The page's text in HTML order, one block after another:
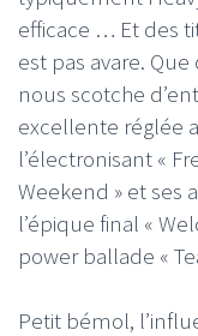
efficace … Et des
est pas avare. Que
nous scotche
excellente réglée
l’électronisant «
Weekend » et ses
l’épique final «
power ballade «
Petit bémol,